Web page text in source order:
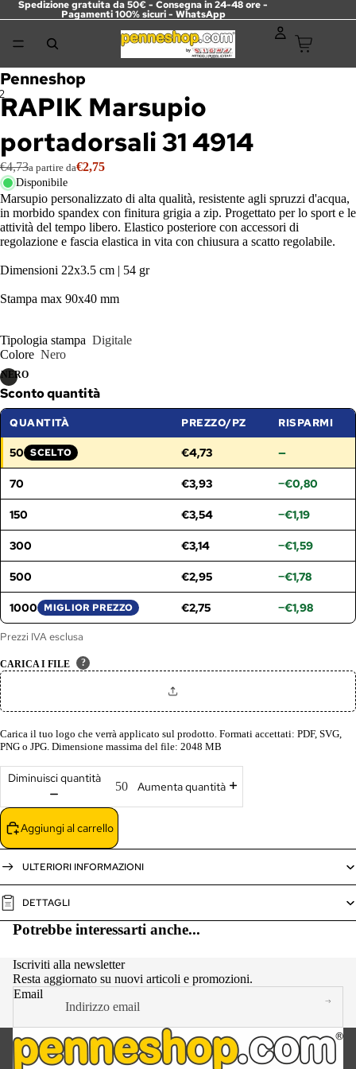
Spedizione gratuita da 50€ - Consegna in 24-48 ore -
Pagamenti 100% sicuri - WhatsApp
Penneshop
RAPIK Marsupio
portadorsali 31 4914
€4,73a partire da€2,75
Disponibile
Marsupio personalizzato di alta qualità, resistente agli spruzzi d'acqua,
in morbido spandex con finitura grigia a zip. Progettato per lo sport e le
attività del tempo libero. Elastico posteriore con accessori di
regolazione e fascia elastica in vita con chiusura a scatto regolabile.
Dimensioni 22x3.5 cm | 54 gr
Stampa max 90x40 mm
Colore Nero
NERO
Tipologia stampa Digitale
Sconto quantità
QUANTITÀ PREZZO/PZ RISPARMI
50 FASCIA SELEZIONATA:
SCELTO €4,73 —
70 €3,93 −€0,80
150 €3,54 −€1,19
300 €3,14 −€1,59
500 €2,95 −€1,78
1000 MIGLIOR PREZZO €2,75 −€1,98
Prezzi IVA esclusa
CARICA I FILE ?
Carica il tuo logo che verrà applicato sul prodotto. Formati accettati: PDF, SVG,
PNG o JPG. Dimensione massima del file: 2048 MB
Diminuisci quantità
Aumenta quantità
Aggiungi al carrello
ULTERIORI INFORMAZIONI
DETTAGLI
Potrebbe interessarti anche...
Iscriviti alla newsletter
Resta aggiornato su nuovi articoli e promozioni.
Email